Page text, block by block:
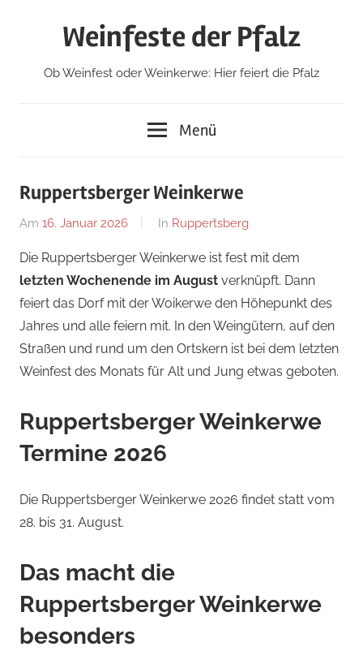
Weinfeste der Pfalz
Ob Weinfest oder Weinkerwe: Hier feiert die Pfalz
Menü
Ruppertsberger Weinkerwe
Am 16. Januar 2026
Von
In Ruppertsberg
Die Ruppertsberger Weinkerwe ist fest mit dem
letzten Wochenende im August verknüpft. Dann
feiert das Dorf mit der Woikerwe den Höhepunkt des
Jahres und alle feiern mit. In den Weingütern, auf den
Straßen und rund um den Ortskern ist bei dem letzten
Weinfest des Monats für Alt und Jung etwas geboten.
Ruppertsberger Weinkerwe
Termine 2026
Die Ruppertsberger Weinkerwe 2026 findet statt vom
28. bis 31. August.
Das macht die
Ruppertsberger Weinkerwe
besonders